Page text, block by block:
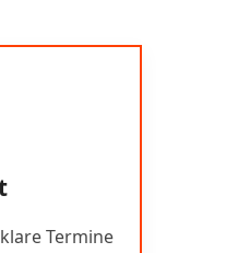
Termine